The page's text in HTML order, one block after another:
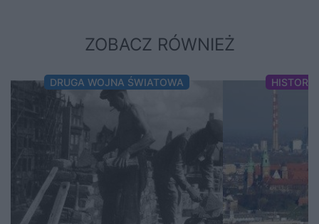
ZOBACZ RÓWNIEŻ
DRUGA WOJNA ŚWIATOWA